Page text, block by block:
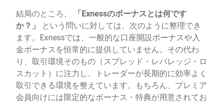
結局のところ、
「Exnessのボーナスとは何です
か？」
という問いに対しては、次のように整理でき
ます。Exnessでは、一般的な口座開設ボーナスや入
金ボーナスを恒常的に提供していません。その代わ
り、取引環境そのもの（スプレッド・レバレッジ・ロ
スカット）に注力し、トレーダーが長期的に効率よく
取引できる環境を整えています。もちろん、プレミア
会員向けには限定的なボーナス・特典が用意されてお